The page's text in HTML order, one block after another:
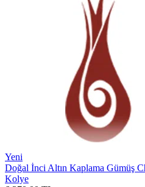
Yeni
Doğal İnci Altın Kaplama Gümüş
Kolye